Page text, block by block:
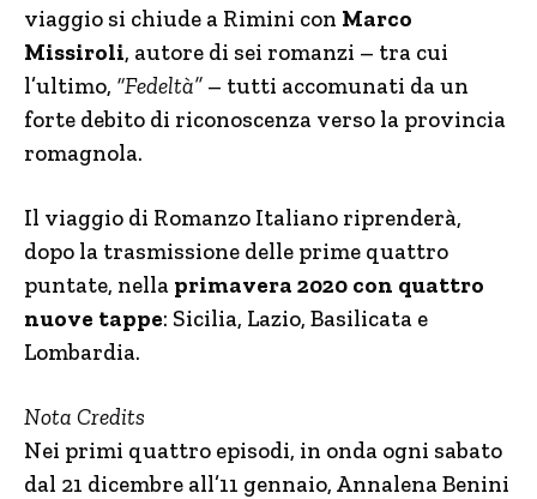
viaggio si chiude a Rimini con Marco
Missiroli, autore di sei romanzi – tra cui
l’ultimo, “Fedeltà” – tutti accomunati da un
forte debito di riconoscenza verso la provincia
romagnola.
Il viaggio di Romanzo Italiano riprenderà,
dopo la trasmissione delle prime quattro
puntate, nella primavera 2020 con quattro
nuove tappe: Sicilia, Lazio, Basilicata e
Lombardia.
Nota Credits
Nei primi quattro episodi, in onda ogni sabato
dal 21 dicembre all’11 gennaio, Annalena Benini